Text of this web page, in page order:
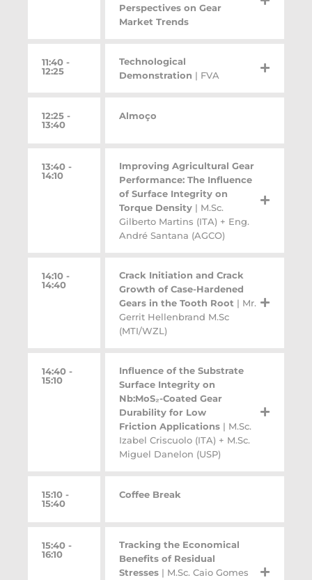
Perspectives on Gear
Market Trends
11:40 -
12:25
Technological
Demonstration | FVA
12:25 -
13:40
Almoço
13:40 -
14:10
Improving Agricultural Gear
Performance: The Influence
of Surface Integrity on
Torque Density | M.Sc.
Gilberto Martins (ITA) + Eng.
André Santana (AGCO)
14:10 -
14:40
Crack Initiation and Crack
Growth of Case-Hardened
Gears in the Tooth Root | Mr.
Gerrit Hellenbrand M.Sc
(MTI/WZL)
14:40 -
15:10
Influence of the Substrate
Surface Integrity on
Nb:MoS₂-Coated Gear
Durability for Low
Friction Applications | M.Sc.
Izabel Criscuolo (ITA) + M.Sc.
Miguel Danelon (USP)
15:10 -
15:40
Coffee Break
15:40 -
16:10
Tracking the Economical
Benefits of Residual
Stresses | M.Sc. Caio Gomes